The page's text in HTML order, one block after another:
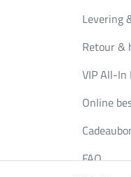
Levering
Retour &
VIP All-In
Online
FAQ